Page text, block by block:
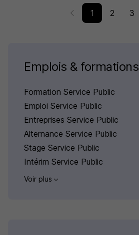
1 2 3
Emplois & formations
Formation Service Public
Emploi Service Public
Entreprises Service Public
Alternance Service Public
Stage Service Public
Intérim Service Public
Voir plus